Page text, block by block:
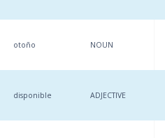
otoño NOUN
disponible ADJECTIVE